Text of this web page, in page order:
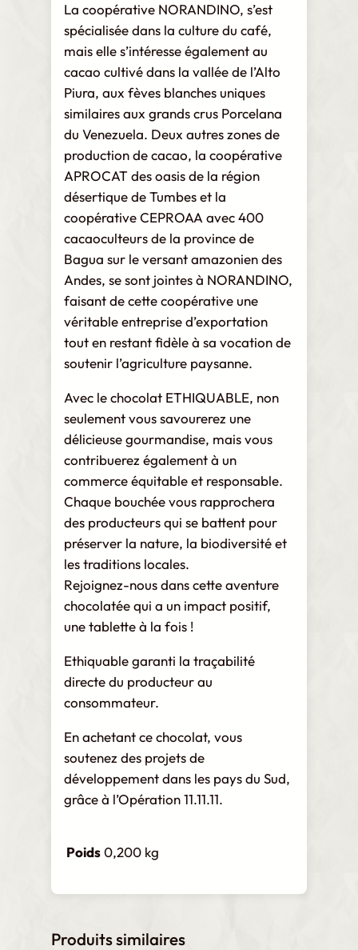
La coopérative NORANDINO, s’est
spécialisée dans la culture du café,
mais elle s’intéresse également au
cacao cultivé dans la vallée de l’Alto
Piura, aux fèves blanches uniques
similaires aux grands crus Porcelana
du Venezuela. Deux autres zones de
production de cacao, la coopérative
APROCAT des oasis de la région
désertique de Tumbes et la
coopérative CEPROAA avec 400
cacaoculteurs de la province de
Bagua sur le versant amazonien des
Andes, se sont jointes à NORANDINO,
faisant de cette coopérative une
véritable entreprise d’exportation
tout en restant fidèle à sa vocation de
soutenir l’agriculture paysanne.
Avec le chocolat ETHIQUABLE, non
seulement vous savourerez une
délicieuse gourmandise, mais vous
contribuerez également à un
commerce équitable et responsable.
Chaque bouchée vous rapprochera
des producteurs qui se battent pour
préserver la nature, la biodiversité et
les traditions locales.
Rejoignez-nous dans cette aventure
chocolatée qui a un impact positif,
une tablette à la fois !
Ethiquable garanti la traçabilité
directe du producteur au
consommateur.
En achetant ce chocolat, vous
soutenez des projets de
développement dans les pays du Sud,
grâce à l’Opération 11.11.11.
Poids0,200 kg
Produits similaires